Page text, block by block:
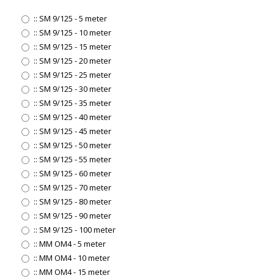
:: SM 9/125 - 5 meter
:: SM 9/125 - 10 meter
:: SM 9/125 - 15 meter
:: SM 9/125 - 20 meter
:: SM 9/125 - 25 meter
:: SM 9/125 - 30 meter
:: SM 9/125 - 35 meter
:: SM 9/125 - 40 meter
:: SM 9/125 - 45 meter
:: SM 9/125 - 50 meter
:: SM 9/125 - 55 meter
:: SM 9/125 - 60 meter
:: SM 9/125 - 70 meter
:: SM 9/125 - 80 meter
:: SM 9/125 - 90 meter
:: SM 9/125 - 100 meter
:: MM OM4 - 5 meter
:: MM OM4 - 10 meter
:: MM OM4 - 15 meter